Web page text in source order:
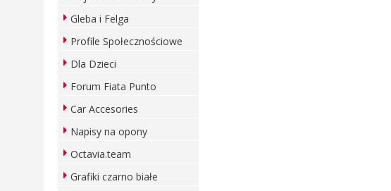
Gleba i Felga
Profile Społecznościowe
Dla Dzieci
Forum Fiata Punto
Car Accesories
Napisy na opony
Octavia.team
Grafiki czarno białe